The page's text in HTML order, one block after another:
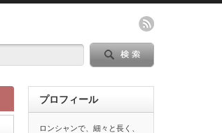
プロフィール
ロンシャンで、細々と長く、